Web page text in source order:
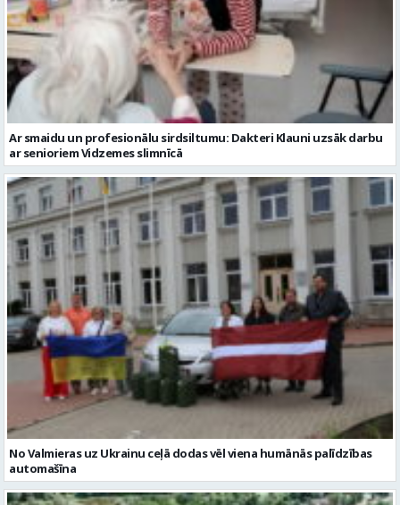
Ar smaidu un profesionālu sirdsiltumu: Dakteri Klauni uzsāk darbu
ar senioriem Vidzemes slimnīcā
No Valmieras uz Ukrainu ceļā dodas vēl viena humānās palīdzības
automašīna